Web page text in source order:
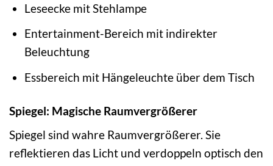
Leseecke mit Stehlampe
Entertainment-Bereich mit indirekter
Beleuchtung
Essbereich mit Hängeleuchte über dem Tisch
Spiegel: Magische Raumvergrößerer
Spiegel sind wahre Raumvergrößerer. Sie
reflektieren das Licht und verdoppeln optisch den